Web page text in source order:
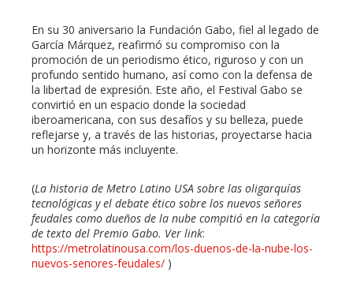
En su 30 aniversario la Fundación Gabo, fiel al legado de
García Márquez, reafirmó su compromiso con la
promoción de un periodismo ético, riguroso y con un
profundo sentido humano, así como con la defensa de
la libertad de expresión. Este año, el Festival Gabo se
convirtió en un espacio donde la sociedad
iberoamericana, con sus desafíos y su belleza, puede
reflejarse y, a través de las historias, proyectarse hacia
un horizonte más incluyente.
(La historia de Metro Latino USA sobre las oligarquías
tecnológicas y el debate ético sobre los nuevos señores
feudales como dueños de la nube compitió en la categoría
de texto del Premio Gabo. Ver link:
https://metrolatinousa.com/los-duenos-de-la-nube-los-
nuevos-senores-feudales/ )